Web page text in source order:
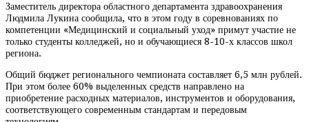
Заместитель директора областного департамента здравоохранения
Людмила Лукина сообщила, что в этом году в соревнованиях по
компетенции «Медицинский и социальный уход» примут участие не
только студенты колледжей, но и обучающиеся 8-10-х классов школ
региона.
Общий бюджет регионального чемпионата составляет 6,5 млн рублей.
При этом более 60% выделенных средств направлено на
приобретение расходных материалов, инструментов и оборудования,
соответствующего современным стандартам и передовым